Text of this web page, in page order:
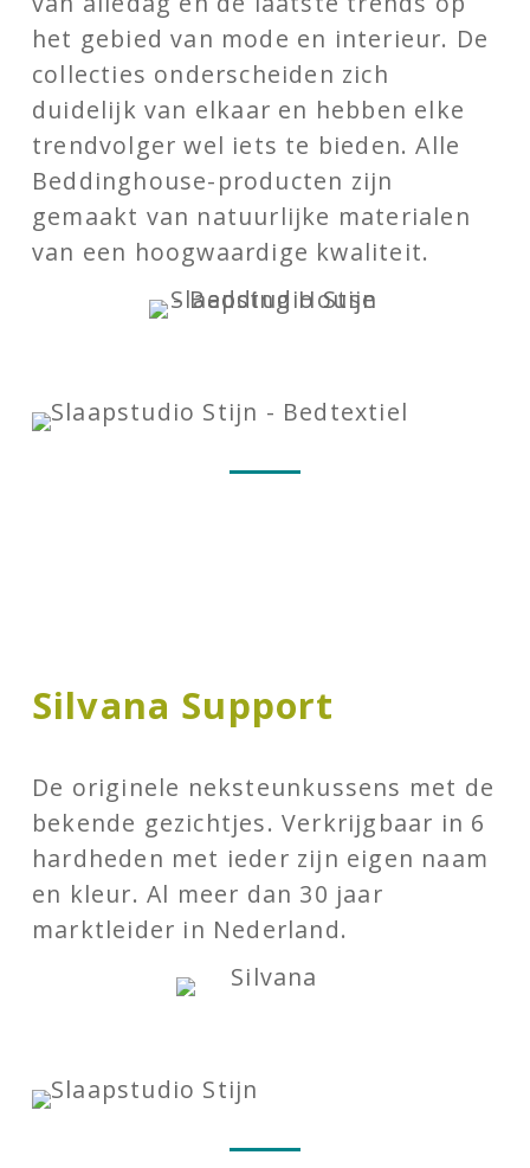
het gebied van mode en interieur. De
collecties onderscheiden zich
duidelijk van elkaar en hebben elke
trendvolger wel iets te bieden. Alle
Beddinghouse-producten zijn
gemaakt van natuurlijke materialen
van een hoogwaardige kwaliteit.
Silvana Support
De originele neksteunkussens met de
bekende gezichtjes. Verkrijgbaar in 6
hardheden met ieder zijn eigen naam
en kleur. Al meer dan 30 jaar
marktleider in Nederland.